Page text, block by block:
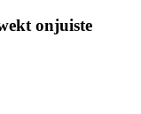
onjuiste